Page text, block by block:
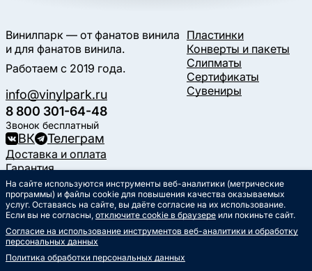
Винилпарк — от фанатов винила
и для фанатов винила.
Работаем с 2019 года.
info@vinylpark.ru
8 800 301-64-48
Звонок бесплатный
ВК Телеграм
Пластинки
Конверты и пакеты
Слипматы
Сертификаты
Сувениры
Доставка и оплата
Гарантия
Контакты
Статьи
Музыкальный календарь
Публичная оферта
Политика обработки
Согласие на обработкуперсональных данных
На сайте используются инструменты веб-аналитики (метрические
программы) и файлы cookie для повышения качества оказываемых
услуг. Оставаясь на сайте, вы даёте согласие на их использование.
Если вы не согласны, отключите cookie в браузере или покиньте сайт.
Согласие на использование инструментов веб-аналитики и обработку
персональных данных
Политика обработки персональных данных